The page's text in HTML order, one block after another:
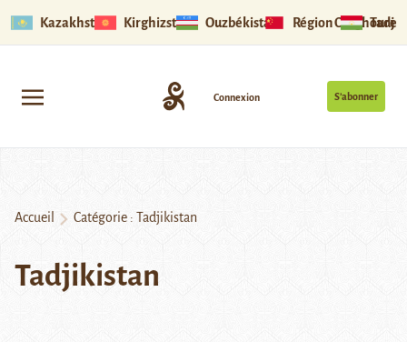
Kazakhstan Kirghizstan Ouzbékistan Région Ouïghoure
S’abonner
Connexion
Accueil Catégorie : Tadjikistan
Tadjikistan